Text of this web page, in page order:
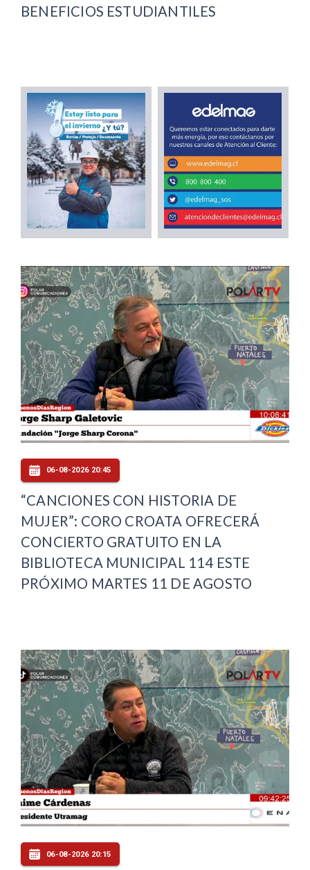
BENEFICIOS ESTUDIANTILES
06-08-2026 20:45
“CANCIONES CON HISTORIA DE
MUJER”: CORO CROATA OFRECERÁ
CONCIERTO GRATUITO EN LA
BIBLIOTECA MUNICIPAL 114 ESTE
PRÓXIMO MARTES 11 DE AGOSTO
06-08-2026 20:15